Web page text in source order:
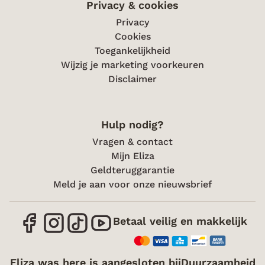
Privacy & cookies
Privacy
Cookies
Toegankelijkheid
Wijzig je marketing voorkeuren
Disclaimer
Hulp nodig?
Vragen & contact
Mijn Eliza
Geldteruggarantie
Meld je aan voor onze nieuwsbrief
Betaal veilig en makkelijk
Eliza was here is aangesloten bijDuurzaamheid